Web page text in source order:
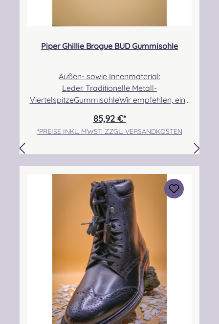
Piper Ghillie Brogue BUD Gummisohle
Außen- sowie Innenmaterial:
Leder. Traditionelle Metall-
ViertelspitzeGummisohleWir empfehlen, eine
da der Schuh etwas kleiner ausfällt! Angabe
zur Produktsicherheit Hersteller: Thistle Shoes
Verantwortliche Person: Nieswiec & Zeh Easy
Piping & Drumming Gbr, Gabelsbergerstraße
27, 32425 Minden Kontakt:
kontakt@easypipinganddrumming.com
Sicherheitshinweise: Strangulationsgefahr bei
unsachgemäßem Gebrauch, verschluckbare
Kleinteile
85,92 €*
*PREISE INKL. MWST. ZZGL. VERSANDKOSTEN